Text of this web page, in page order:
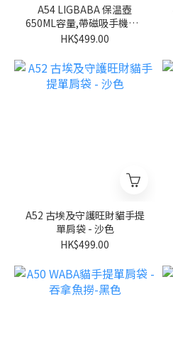
A54 LIGBABA 保温壺
650ML容量,帶磁吸手機圈 -
粉紅色
HK$499.00
A52 古埃及守護旺財貓手提
單肩袋 - 沙色
HK$499.00